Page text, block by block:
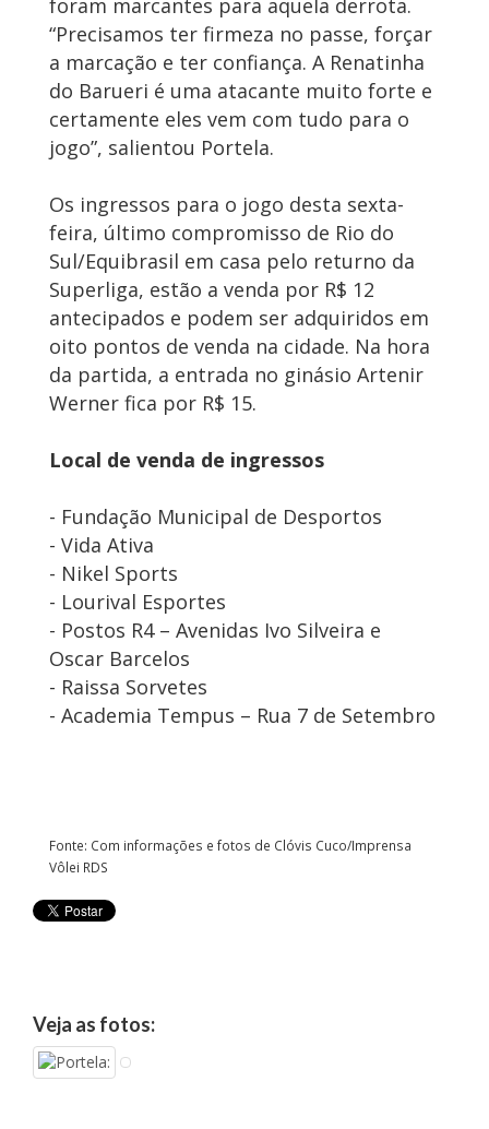
foram marcantes para aquela derrota.
“Precisamos ter firmeza no passe, forçar
a marcação e ter confiança. A Renatinha
do Barueri é uma atacante muito forte e
certamente eles vem com tudo para o
jogo”, salientou Portela.
Os ingressos para o jogo desta sexta-
feira, último compromisso de Rio do
Sul/Equibrasil em casa pelo returno da
Superliga, estão a venda por R$ 12
antecipados e podem ser adquiridos em
oito pontos de venda na cidade. Na hora
da partida, a entrada no ginásio Artenir
Werner fica por R$ 15.
Local de venda de ingressos
- Fundação Municipal de Desportos
- Vida Ativa
- Nikel Sports
- Lourival Esportes
- Postos R4 – Avenidas Ivo Silveira e
Oscar Barcelos
- Raissa Sorvetes
- Academia Tempus – Rua 7 de Setembro
Fonte: Com informações e fotos de Clóvis Cuco/Imprensa
Vôlei RDS
Veja as fotos: